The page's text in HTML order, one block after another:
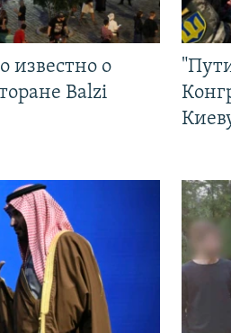
известно о
Balzi